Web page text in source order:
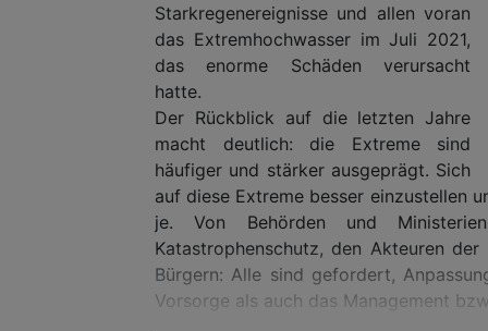
Starkregenereignisse und allen voran
das Extremhochwasser im Juli 2021,
das enorme Schäden verursacht
hatte.
Der Rückblick auf die letzten Jahre
macht deutlich: die Extreme sind
häufiger und stärker ausgeprägt. Sich
auf diese Extreme besser einzustellen
je. Von Behörden und
Katastrophenschutz, den Akteuren
Bürgern: Alle sind gefordert,
Vorsorge als auch das Management